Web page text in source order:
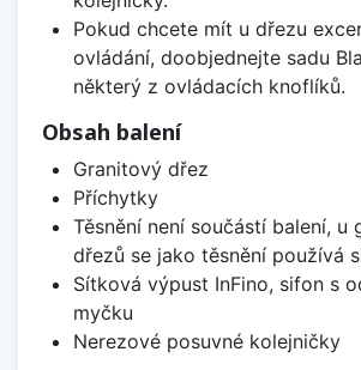
Pokud chcete mít u dřezu
ovládání, doobjednejte sadu
některý z ovládacích knoflíků.
Obsah balení
Granitový dřez
Příchytky
Těsnění není součástí balení, u
dřezů se jako těsnění používá
Sítková výpust InFino, sifon s
myčku
Nerezové posuvné kolejničky